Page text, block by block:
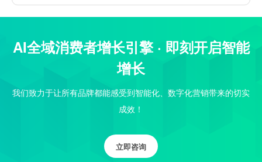
AI全域消费者增长引擎 · 即刻开启智能
增长
我们致力于让所有品牌都能感受到智能化、数字化营销带来的切实
成效！
立即咨询